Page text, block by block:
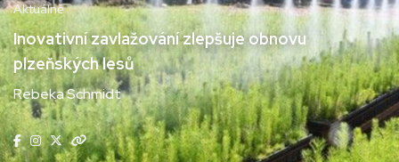
Aktuálně
Inovativní zavlažování zlepšuje obnovu
plzeňských lesů
Rebeka Schmidt